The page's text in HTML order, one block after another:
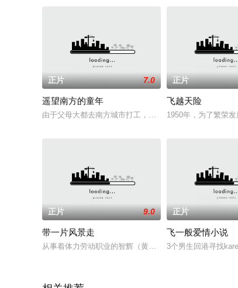
正片 7.0
遥望南方的童年
由于父母大都去南方城市打工，村中剩下的全是老人和儿
正片
飞越天险
1950年，为了繁荣
正片 9.0
带一片风景走
从事着体力劳动职业的智辉（黄品源 饰）工作勤勤恳恳
正片
飞一般爱情小说
3个男生回港寻找